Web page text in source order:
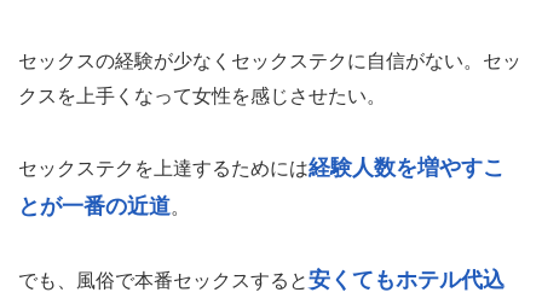
セックスの経験が少なくセックステクに自信がない。セッ
クスを上手くなって女性を感じさせたい。
セックステクを上達するためには経験人数を増やすこ
とが一番の近道。
でも、風俗で本番セックスすると安くてもホテル代込